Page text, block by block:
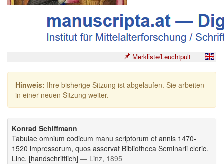
Merkliste/Leuchtpult
Hinweis: Ihre bisherige Sitzung ist abgelaufen. Sie arbeiten
in einer neuen Sitzung weiter.
Konrad Schiffmann
Tabulae omnium codicum manu scriptorum et annis 1470-
1520 impressorum, quos asservat Bibliotheca Seminarii cleric.
Linc. [handschriftlich] — Linz, 1895